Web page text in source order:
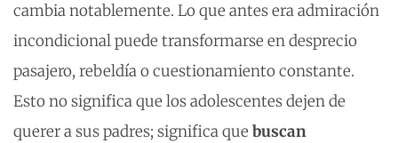
cambia notablemente. Lo que antes era admiración
incondicional puede transformarse en desprecio
pasajero, rebeldía o cuestionamiento constante.
Esto no significa que los adolescentes dejen de
querer a sus padres; significa que buscan